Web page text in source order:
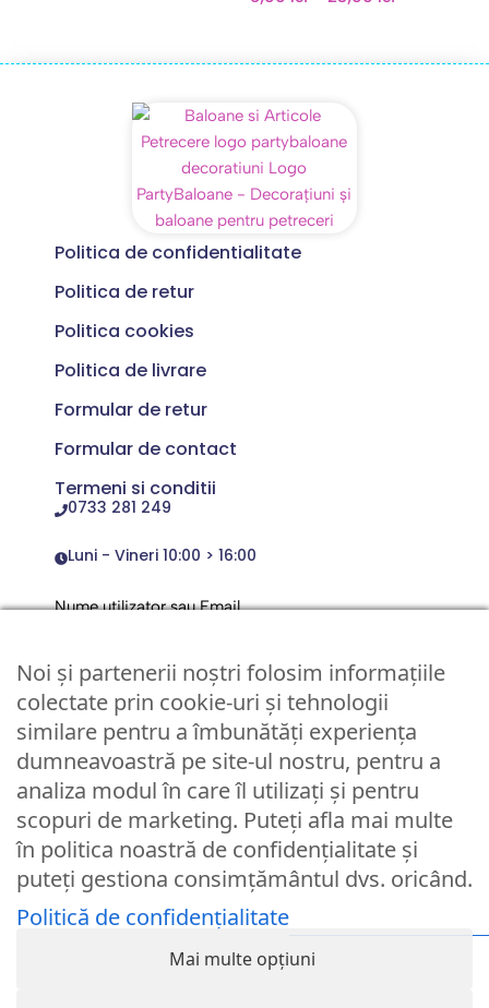
Politica de confidentialitate
Politica de retur
Politica cookies
Politica de livrare
Formular de retur
Formular de contact
Termeni si conditii
0733 281 249
Luni - Vineri 10:00 > 16:00
Nume utilizator sau Email
Parola
Remember Me
Logare
Lost your password?
© Partybaloane.ro - Toate drepturile rezervate. ™
Noi și partenerii noștri folosim informațiile
colectate prin cookie-uri și tehnologii
similare pentru a îmbunătăți experiența
dumneavoastră pe site-ul nostru, pentru a
analiza modul în care îl utilizați și pentru
scopuri de marketing. Puteți afla mai multe
în politica noastră de confidențialitate și
puteți gestiona consimțământul dvs. oricând.
Politică de confidențialitate
Mai multe opțiuni